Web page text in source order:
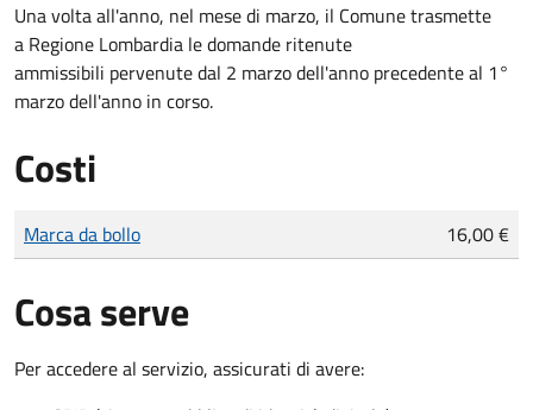
Una volta all'anno, nel mese di marzo, il Comune trasmette
a Regione Lombardia le domande ritenute
ammissibili pervenute dal 2 marzo dell'anno precedente al 1°
marzo dell'anno in corso.
Costi
Tipo di pagamento
Importo
Marca da bollo 16,00 €
Cosa serve
Per accedere al servizio, assicurati di avere: